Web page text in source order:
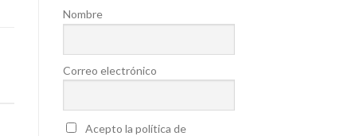
Nombre
Correo electrónico
Acepto la política de